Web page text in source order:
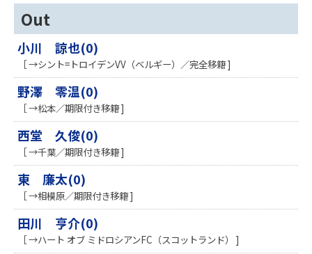
Out
小川 諒也(0)
［ →シント=トロイデンVV（ベルギー）／完全移籍 ]
野澤 零温(0)
［ →松本／期限付き移籍 ]
西堂 久俊(0)
［ →千葉／期限付き移籍 ]
東 廉太(0)
［ →相模原／期限付き移籍 ]
田川 亨介(0)
［ →ハート オブ ミドロシアンFC（スコットランド） ]